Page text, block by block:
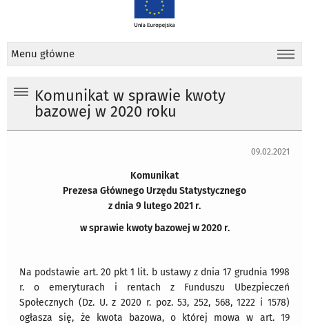
Menu główne
Komunikat w sprawie kwoty
bazowej w 2020 roku
09.02.2021
Komunikat
Prezesa Głównego Urzędu Statystycznego
z dnia 9 lutego 2021 r.
w sprawie kwoty bazowej w 2020 r.
Na podstawie art. 20 pkt 1 lit. b ustawy z dnia 17 grudnia 1998
r. o emeryturach i rentach z Funduszu Ubezpieczeń
Społecznych (Dz. U. z 2020 r. poz. 53, 252, 568, 1222 i 1578)
ogłasza się, że kwota bazowa, o której mowa w art. 19